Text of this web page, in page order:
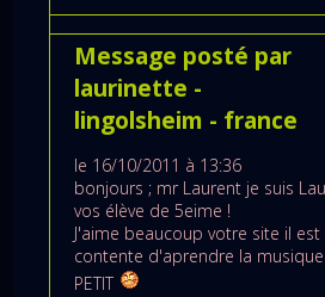
Message posté par
laurinette -
lingolsheim - france
le 16/10/2011 à 13:36
bonjours ; mr Laurent je suis
vos élève de 5eime !
J'aime beaucoup votre site il est
contente d'aprendre la musique
PETIT